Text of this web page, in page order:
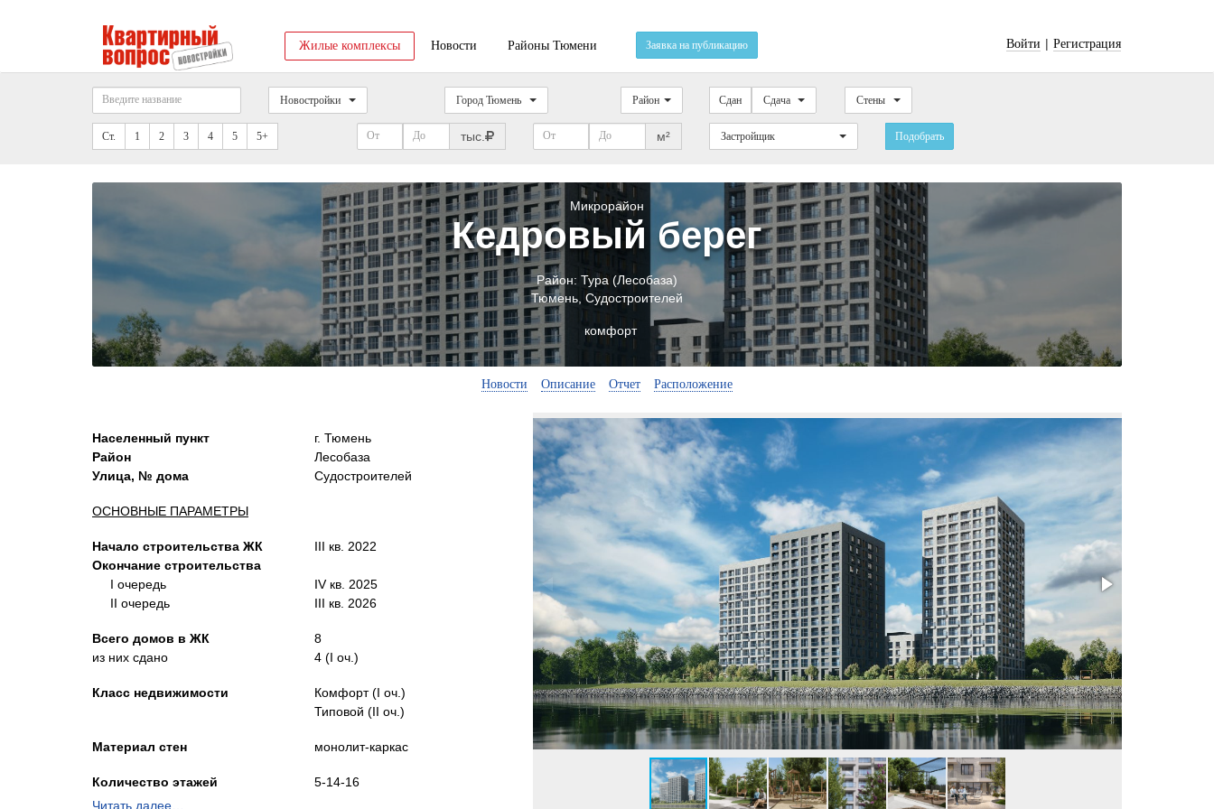
Жилые комплексы Новости Районы Тюмени Заявка на публикацию Войти | Регистрация
Новостройки Город Тюмень Район Сдан Сдача Стены
Ст. 1 2 3 4 5 5+ тыс. м² Застройщик Подобрать
Микрорайон
Кедровый берег
Район: Тура (Лесобаза)
Тюмень Судостроителей
комфорт
Новости Описание Отчет Расположение
Населенный пункт
Район
Улица, № дома
ОСНОВНЫЕ ПАРАМЕТРЫ
Начало строительства ЖК
Окончание строительства
I очередь
II очередь
Всего домов в ЖК
из них сдано
Класс недвижимости
Материал стен
Количество этажей
г. Тюмень
Лесобаза
Судостроителей
III кв. 2022
IV кв. 2025
III кв. 2026
8
4 (I оч.)
Комфорт (I оч.)
Типовой (II оч.)
монолит-каркас
5-14-16
Читать далее…